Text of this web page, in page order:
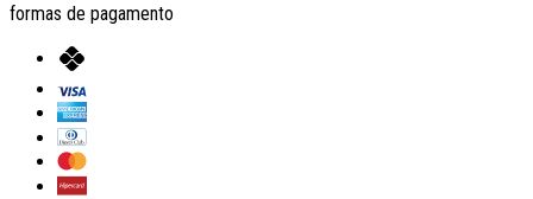
formas de pagamento